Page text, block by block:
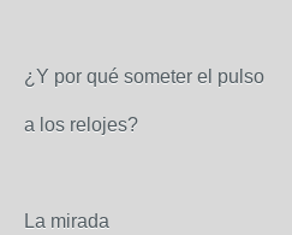
¿Y por qué someter el pulso
a los relojes?
La mirada